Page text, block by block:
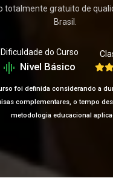
totalmente gratuito de
Brasil.
Dificuldade do Curso
Nivel Básico
foi definida considerando a
complementares, o tempo
metodologia educacional